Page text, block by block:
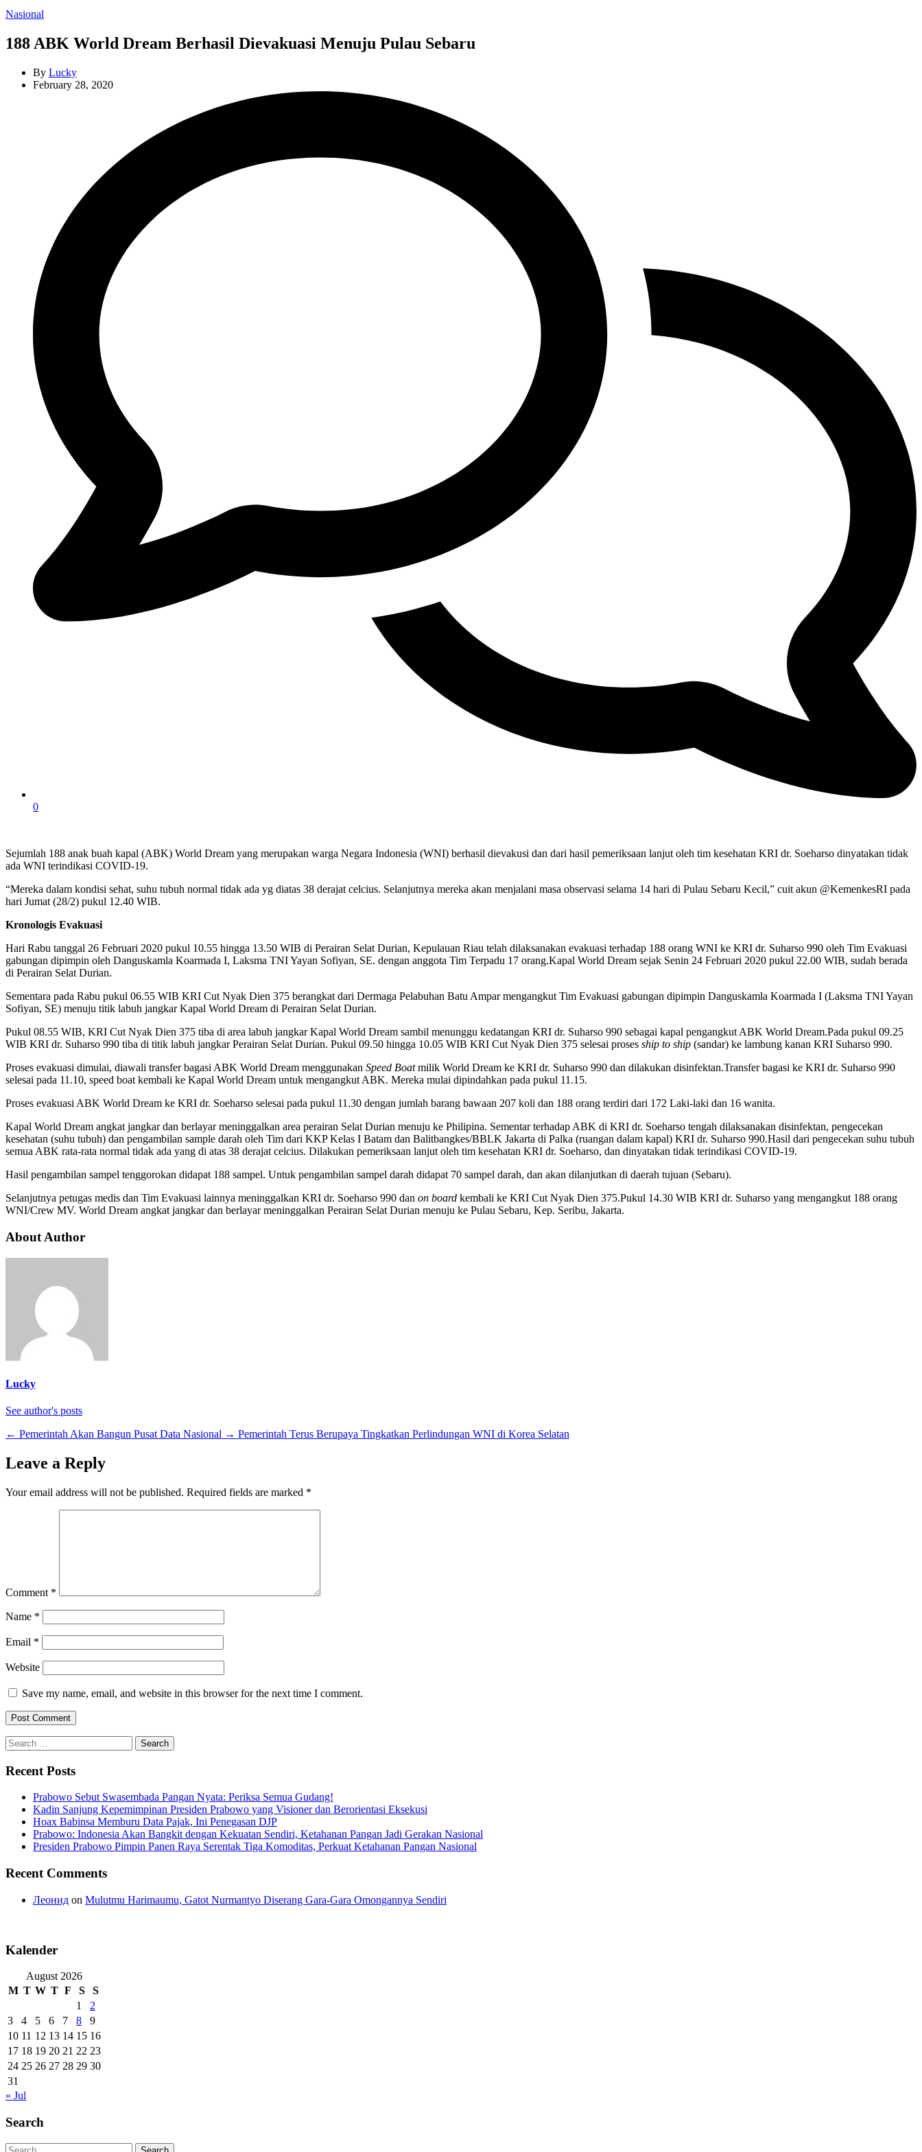
Categories
Nasional
188 ABK World Dream Berhasil Dievakuasi Menuju Pulau Sebaru
By Lucky
February 28, 2020
0
Sejumlah 188 anak buah kapal (ABK) World Dream yang merupakan warga Negara Indonesia (WNI) berhasil dievakusi dan dari hasil pemeriksaan lanjut oleh tim kesehatan KRI dr. Soeharso dinyatakan tidak
ada WNI terindikasi COVID-19.
“Mereka dalam kondisi sehat, suhu tubuh normal tidak ada yg diatas 38 derajat celcius. Selanjutnya mereka akan menjalani masa observasi selama 14 hari di Pulau Sebaru Kecil,” cuit akun @KemenkesRI pada
hari Jumat (28/2) pukul 12.40 WIB.
Kronologis Evakuasi
Hari Rabu tanggal 26 Februari 2020 pukul 10.55 hingga 13.50 WIB di Perairan Selat Durian, Kepulauan Riau telah dilaksanakan evakuasi terhadap 188 orang WNI ke KRI dr. Suharso 990 oleh Tim Evakuasi
gabungan dipimpin oleh Danguskamla Koarmada I, Laksma TNI Yayan Sofiyan, SE. dengan anggota Tim Terpadu 17 orang.Kapal World Dream sejak Senin 24 Februari 2020 pukul 22.00 WIB, sudah berada
di Perairan Selat Durian.
Sementara pada Rabu pukul 06.55 WIB KRI Cut Nyak Dien 375 berangkat dari Dermaga Pelabuhan Batu Ampar mengangkut Tim Evakuasi gabungan dipimpin Danguskamla Koarmada I (Laksma TNI Yayan
Sofiyan, SE) menuju titik labuh jangkar Kapal World Dream di Perairan Selat Durian.
Pukul 08.55 WIB, KRI Cut Nyak Dien 375 tiba di area labuh jangkar Kapal World Dream sambil menunggu kedatangan KRI dr. Suharso 990 sebagai kapal pengangkut ABK World Dream.Pada pukul 09.25
WIB KRI dr. Suharso 990 tiba di titik labuh jangkar Perairan Selat Durian. Pukul 09.50 hingga 10.05 WIB KRI Cut Nyak Dien 375 selesai proses ship to ship (sandar) ke lambung kanan KRI Suharso 990.
Proses evakuasi dimulai, diawali transfer bagasi ABK World Dream menggunakan Speed Boatmilik World Dream ke KRI dr. Suharso 990 dan dilakukan disinfektan.Transfer bagasi ke KRI dr. Suharso 990
selesai pada 11.10, speed boat kembali ke Kapal World Dream untuk mengangkut ABK. Mereka mulai dipindahkan pada pukul 11.15.
Proses evakuasi ABK World Dream ke KRI dr. Soeharso selesai pada pukul 11.30 dengan jumlah barang bawaan 207 koli dan 188 orang terdiri dari 172 Laki-laki dan 16 wanita.
Kapal World Dream angkat jangkar dan berlayar meninggalkan area perairan Selat Durian menuju ke Philipina. Sementar terhadap ABK di KRI dr. Soeharso tengah dilaksanakan disinfektan, pengecekan
kesehatan (suhu tubuh) dan pengambilan sample darah oleh Tim dari KKP Kelas I Batam dan Balitbangkes/BBLK Jakarta di Palka (ruangan dalam kapal) KRI dr. Suharso 990.Hasil dari pengecekan suhu tubuh
semua ABK rata-rata normal tidak ada yang di atas 38 derajat celcius. Dilakukan pemeriksaan lanjut oleh tim kesehatan KRI dr. Soeharso, dan dinyatakan tidak terindikasi COVID-19.
Hasil pengambilan sampel tenggorokan didapat 188 sampel. Untuk pengambilan sampel darah didapat 70 sampel darah, dan akan dilanjutkan di daerah tujuan (Sebaru).
Selanjutnya petugas medis dan Tim Evakuasi lainnya meninggalkan KRI dr. Soeharso 990 dan on board kembali ke KRI Cut Nyak Dien 375.Pukul 14.30 WIB KRI dr. Suharso yang mengangkut 188 orang
WNI/Crew MV. World Dream angkat jangkar dan berlayar meninggalkan Perairan Selat Durian menuju ke Pulau Sebaru, Kep. Seribu, Jakarta.
About Author
Lucky
See author's posts
← Pemerintah Akan Bangun Pusat Data Nasional → Pemerintah Terus Berupaya Tingkatkan Perlindungan WNI di Korea Selatan
Leave a Reply
Your email address will not be published. Required fields are marked *
Comment *
Name *
Email *
Website
Save my name, email, and website in this browser for the next time I comment.
Search
for:
Recent Posts
Prabowo Sebut Swasembada Pangan Nyata: Periksa Semua Gudang!
Kadin Sanjung Kepemimpinan Presiden Prabowo yang Visioner dan Berorientasi Eksekusi
Hoax Babinsa Memburu Data Pajak, Ini Penegasan DJP
Prabowo: Indonesia Akan Bangkit dengan Kekuatan Sendiri, Ketahanan Pangan Jadi Gerakan Nasional
Presiden Prabowo Pimpin Panen Raya Serentak Tiga Komoditas, Perkuat Ketahanan Pangan Nasional
Recent Comments
Леонид on Mulutmu Harimaumu, Gatot Nurmantyo Diserang Gara-Gara Omongannya Sendiri
Kalender
August 2026
M T W T F S
S
1
2
3
4 5 6 7 8
9
10 11 12 13 14 15 16
17 18 19 20 21 22 23
24 25 26 27 28 29 30
31
« Jul
Search
Search